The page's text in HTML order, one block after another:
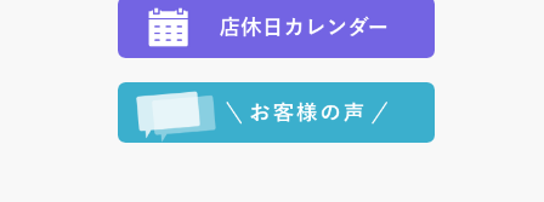
程に合わせてお届けいたします。）